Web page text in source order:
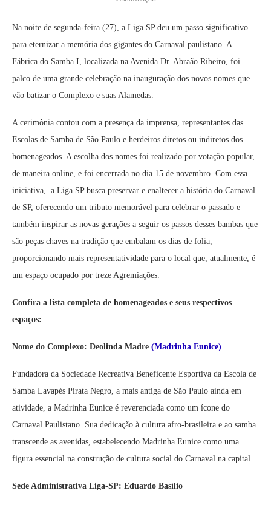
Na noite de segunda-feira (27), a Liga SP deu um passo significativo
para eternizar a memória dos gigantes do Carnaval paulistano. A
Fábrica do Samba I, localizada na Avenida Dr. Abraão Ribeiro, foi
palco de uma grande celebração na inauguração dos novos nomes que
vão batizar o Complexo e suas Alamedas.
A cerimônia contou com a presença da imprensa, representantes das
Escolas de Samba de São Paulo e herdeiros diretos ou indiretos dos
homenageados. A escolha dos nomes foi realizado por votação popular,
de maneira online, e foi encerrada no dia 15 de novembro. Com essa
iniciativa, a Liga SP busca preservar e enaltecer a história do Carnaval
de SP, oferecendo um tributo memorável para celebrar o passado e
também inspirar as novas gerações a seguir os passos desses bambas que
são peças chaves na tradição que embalam os dias de folia,
proporcionando mais representatividade para o local que, atualmente, é
um espaço ocupado por treze Agremiações.
Confira a lista completa de homenageados e seus respectivos
espaços:
Nome do Complexo: Deolinda Madre (Madrinha Eunice)
Fundadora da Sociedade Recreativa Beneficente Esportiva da Escola de
Samba Lavapés Pirata Negro, a mais antiga de São Paulo ainda em
atividade, a Madrinha Eunice é reverenciada como um ícone do
Carnaval Paulistano. Sua dedicação à cultura afro-brasileira e ao samba
transcende as avenidas, estabelecendo Madrinha Eunice como uma
figura essencial na construção de cultura social do Carnaval na capital.
Sede Administrativa Liga-SP: Eduardo Basílio